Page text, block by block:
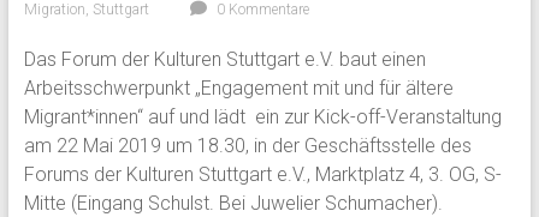
Migration, Stuttgart 0 Kommentare
Das Forum der Kulturen Stuttgart e.V. baut einen
Arbeitsschwerpunkt „Engagement mit und für ältere
Migrant*innen“ auf und lädt ein zur Kick-off-Veranstaltung
am 22 Mai 2019 um 18.30, in der Geschäftsstelle des
Forums der Kulturen Stuttgart e.V., Marktplatz 4, 3. OG, S-
Mitte (Eingang Schulst. Bei Juwelier Schumacher).